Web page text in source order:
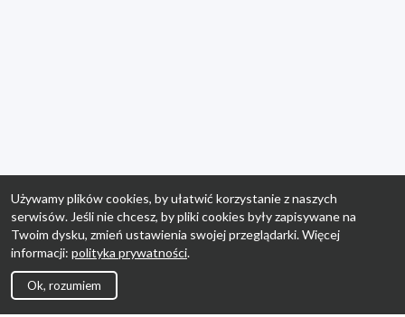
Używamy plików cookies, by ułatwić korzystanie z naszych
serwisów. Jeśli nie chcesz, by pliki cookies były zapisywane na
Twoim dysku, zmień ustawienia swojej przeglądarki. Więcej
informacji: polityka prywatności.
Ok, rozumiem